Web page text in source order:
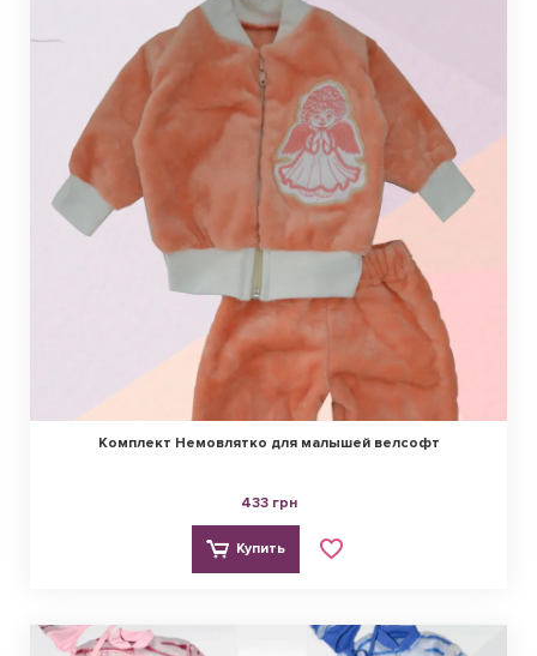
Комплект Немовлятко для малышей велсофт
433 грн
Купить